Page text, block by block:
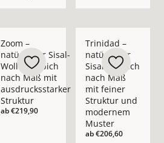
Zoom –
natürlicher Sisal-
Wolle-Teppich
nach Maß mit
ausdrucksstarker
Struktur
ab€219,90
Trinidad –
natürlicher
Sisal-Teppich
nach Maß
mit feiner
Struktur und
modernem
Muster
ab€206,60